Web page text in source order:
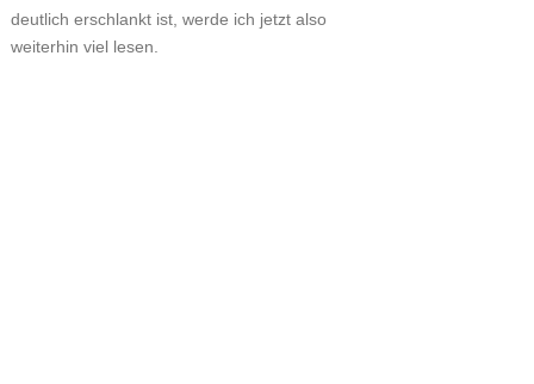
deutlich erschlankt ist, werde ich jetzt also
weiterhin viel lesen.